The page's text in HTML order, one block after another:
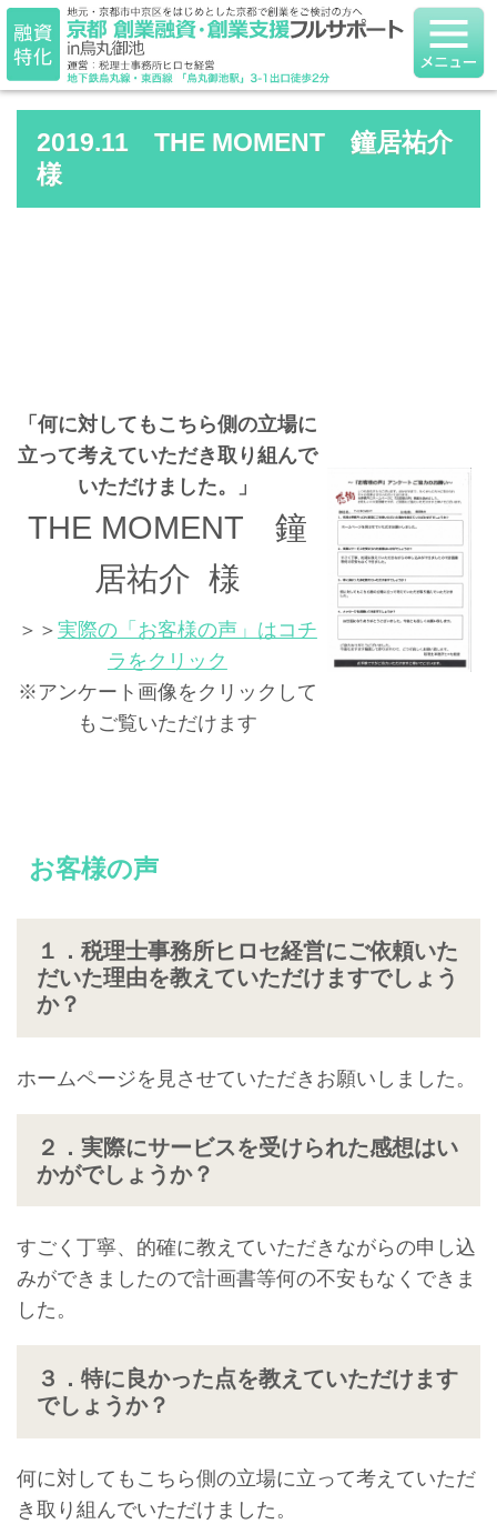
2019.11 THE MOMENT 鐘居祐介
様
「何に対してもこちら側の立場に
立って考えていただき取り組んで
いただけました。
」
THE MOMENT 鐘
居祐介 様
＞＞ 実際の「お客様の声」はコチ
ラをクリック
※アンケート画像をクリックして
もご覧いただけます
お客様の声
１．税理士事務所ヒロセ経営にご依頼いた
だいた理由を教えていただけますでしょう
か？
ホームページを見させていただきお願いしました。
２．実際にサービスを受けられた感想はい
かがでしょうか？
すごく丁寧、的確に教えていただきながらの申し込
みができましたので計画書等何の不安もなくできま
した。
３．特に良かった点を教えていただけます
でしょうか？
何に対してもこちら側の立場に立って考えていただ
き取り組んでいただけました。